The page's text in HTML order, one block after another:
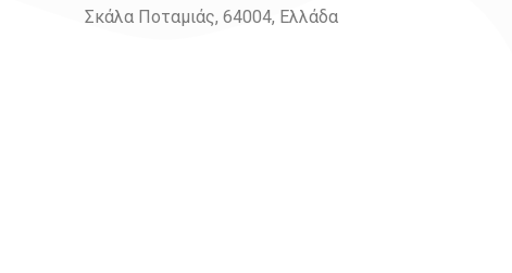
Σκάλα Ποταμιάς, 64004, Ελλάδα